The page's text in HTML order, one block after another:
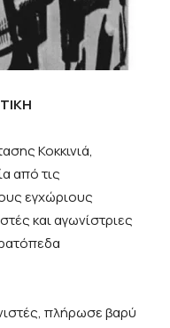
Κοκκινιά,
από τις
εγχώριους
και αγωνίστριες
πλήρωσε βαρύ